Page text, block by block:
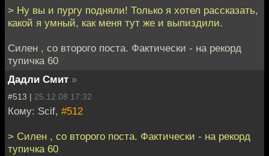
> Ну вы и пургу подняли! Только я хотел рассказать,
какой я умный, как меня тут же и выпиздили.
Силен , со второго поста. Фактически - на рекорд
тупичка 60
Дадли Смит »
#513 | 25.12.08 17:32
Кому: Scif, #512
> Силен , со второго поста. Фактически - на рекорд
тупичка 60